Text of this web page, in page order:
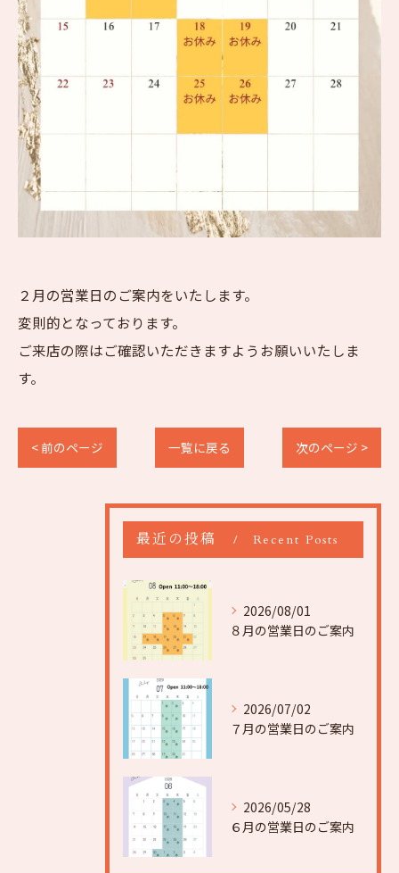
２月の営業日のご案内をいたします。
変則的となっております。
ご来店の際はご確認いただきますようお願いいたしま
す。
< 前のページ 一覧に戻る 次のページ >
最近の投稿 Recent Posts
2026/08/01
８月の営業日のご案内
2026/07/02
７月の営業日のご案内
2026/05/28
６月の営業日のご案内